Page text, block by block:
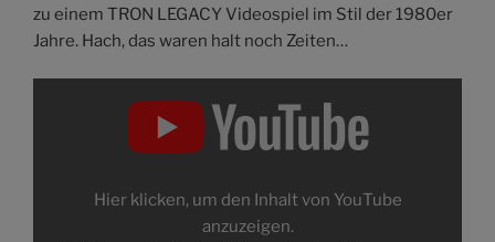
zu einem TRON LEGACY Videospiel im Stil der 1980er
Jahre. Hach, das waren halt noch Zeiten…
Inhalt
Hier klicken, um den Inhalt von YouTube
anzuzeigen.